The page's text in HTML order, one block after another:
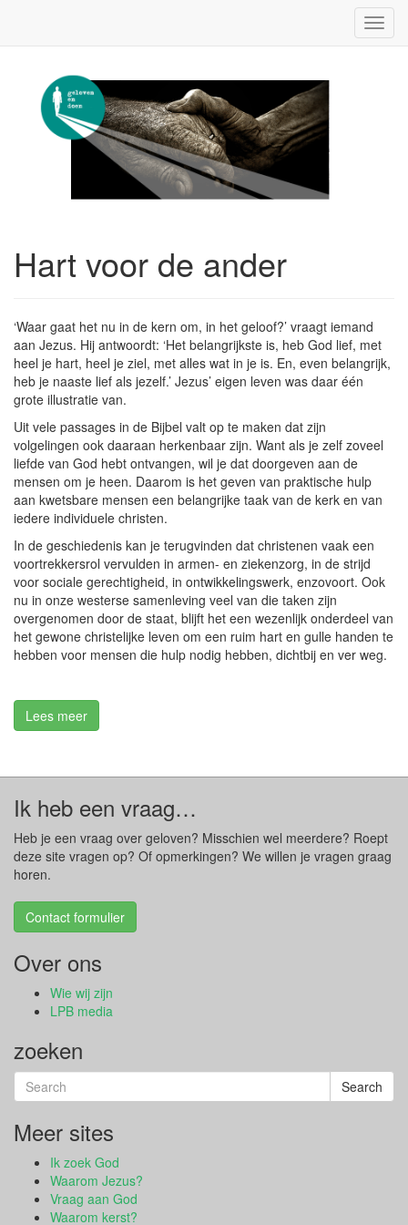
Hart voor de ander
‘Waar gaat het nu in de kern om, in het geloof?’ vraagt iemand
aan Jezus. Hij antwoordt: ‘Het belangrijkste is, heb God lief, met
heel je hart, heel je ziel, met alles wat in je is. En, even belangrijk,
heb je naaste lief als jezelf.’ Jezus’ eigen leven was daar één
grote illustratie van.
Uit vele passages in de Bijbel valt op te maken dat zijn
volgelingen ook daaraan herkenbaar zijn. Want als je zelf zoveel
liefde van God hebt ontvangen, wil je dat doorgeven aan de
mensen om je heen. Daarom is het geven van praktische hulp
aan kwetsbare mensen een belangrijke taak van de kerk en van
iedere individuele christen.
In de geschiedenis kan je terugvinden dat christenen vaak een
voortrekkersrol vervulden in armen- en ziekenzorg, in de strijd
voor sociale gerechtigheid, in ontwikkelingswerk, enzovoort. Ook
nu in onze westerse samenleving veel van die taken zijn
overgenomen door de staat, blijft het een wezenlijk onderdeel van
het gewone christelijke leven om een ruim hart en gulle handen te
hebben voor mensen die hulp nodig hebben, dichtbij en ver weg.
Lees meer
Ik heb een vraag…
Heb je een vraag over geloven? Misschien wel meerdere? Roept
deze site vragen op? Of opmerkingen? We willen je vragen graag
horen.
Contact formulier
Over ons
Wie wij zijn
LPB media
zoeken
Search
for:
Search
Meer sites
Ik zoek God
Waarom Jezus?
Vraag aan God
Waarom kerst?